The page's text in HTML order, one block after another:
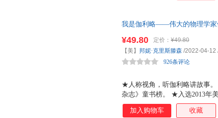
（Economics of Accounting-
Accounting-Volume Ⅱ,
版。这三本书是现代分析式会
流畅； 读者只要初步了解信息
我是伽利略——伟大的物理学家
★人称视角，听伽利略讲故事
杂志》童书榜。 ★入选2013年
（CBC）评选的杰出科学童书
饱满的色彩，令人仿佛穿梭回
¥49.80 定价： ¥49.80
926条评论
【美】 邦妮·克里斯滕森 /2022-04-12
加入购物车 收藏